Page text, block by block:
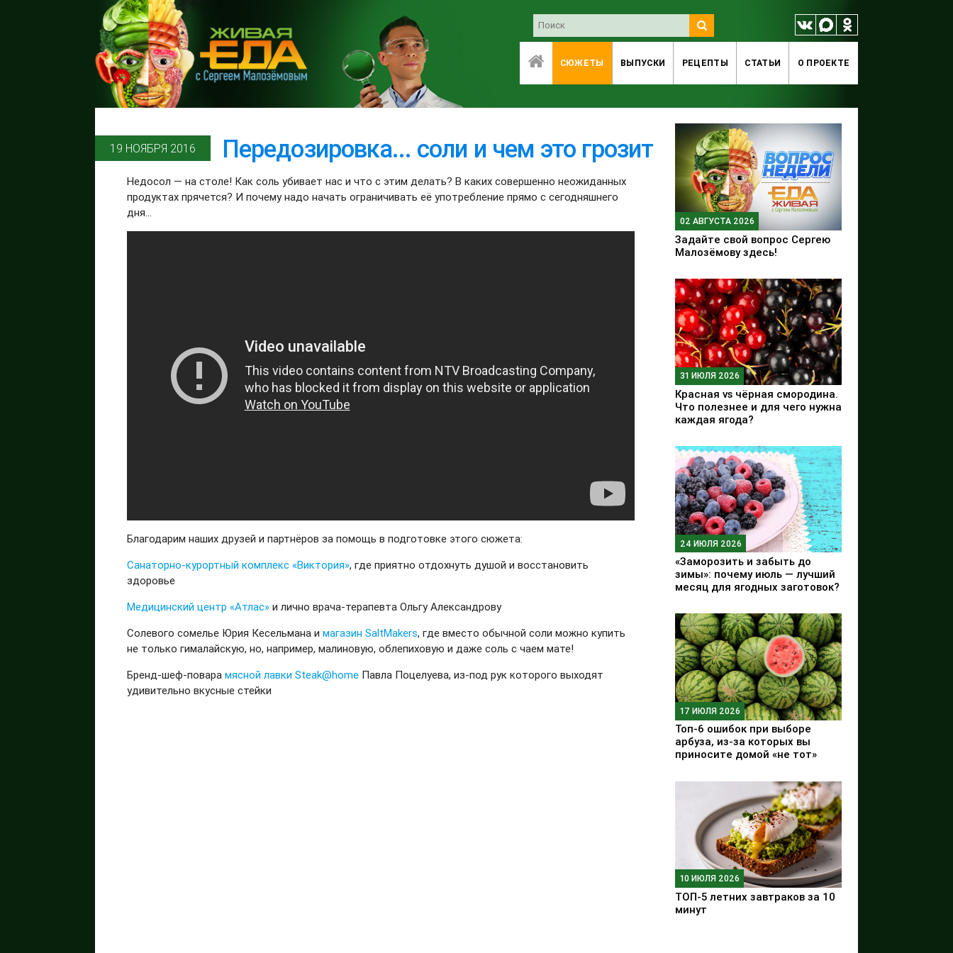
СЮЖЕТЫ ВЫПУСКИ РЕЦЕПТЫ СТАТЬИ O ПРОЕКТЕ
19 НОЯБРЯ 2016 Передозировка... соли и чем это грозит
Недосол — на столе! Как соль убивает нас и что с этим делать? В каких совершенно неожиданных
продуктах прячется? И почему надо начать ограничивать её употребление прямо с сегодняшнего
дня...
Благодарим наших друзей и партнёров за помощь в подготовке этого сюжета:
Санаторно-курортный комплекс «Виктория», где приятно отдохнуть душой и восстановить
здоровье
Медицинский центр «Атлас» и лично врача-терапевта Ольгу Александрову
Солевого сомелье Юрия Кесельмана имагазин SaltMakers, где вместо обычной соли можно купить
не только гималайскую, но, например, малиновую, облепиховую и даже соль с чаем мате!
Бренд-шеф-поварамясной лавки Steak@home Павла Поцелуева, из-под рук которого выходят
удивительно вкусные стейки
02 АВГУСТА 2026
Задайте свой вопрос Сергею
Малозёмову здесь!
31 ИЮЛЯ 2026
Красная vs чёрная смородина.
Что полезнее и для чего нужна
каждая ягода?
24 ИЮЛЯ 2026
«Заморозить и забыть до
зимы»: почему июль — лучший
месяц для ягодных заготовок?
17 ИЮЛЯ 2026
Топ-6 ошибок при выборе
арбуза, из-за которых вы
приносите домой «не тот»
10 ИЮЛЯ 2026
ТОП-5 летних завтраков за 10
минут